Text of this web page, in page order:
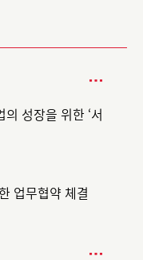
성장을 위한 ‘서
업무협약 체결